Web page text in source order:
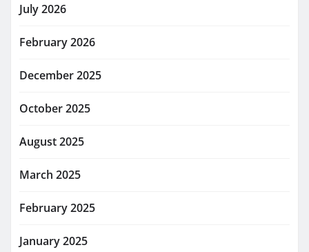
July 2026
February 2026
December 2025
October 2025
August 2025
March 2025
February 2025
January 2025